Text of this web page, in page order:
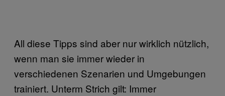
All diese Tipps sind aber nur wirklich nützlich,
wenn man sie immer wieder in
verschiedenen Szenarien und Umgebungen
trainiert. Unterm Strich gilt: Immer